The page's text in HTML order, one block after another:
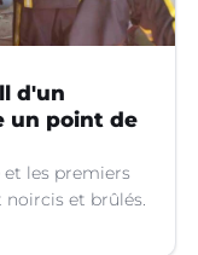
d'un
un point de
et les premiers
noircis et brûlés.